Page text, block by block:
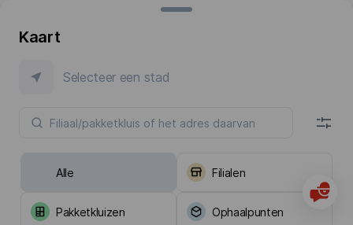
Kaart
Selecteer een stad
Alle Filialen
Pakketkluizen Ophaalpunten